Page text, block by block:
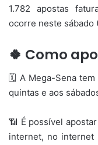
1.782 apostas
ocorre neste sábado
🍀 Como
🗓️ A Mega-Sena
quintas e aos
📶 É possível
internet, no internet